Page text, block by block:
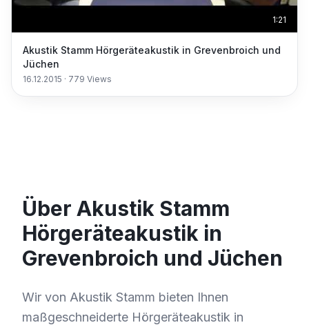
1:21
Akustik Stamm Hörgeräteakustik in Grevenbroich und
Jüchen
16.12.2015 · 779 Views
Über Akustik Stamm
Hörgeräteakustik in
Grevenbroich und Jüchen
Wir von Akustik Stamm bieten Ihnen
maßgeschneiderte Hörgeräteakustik in